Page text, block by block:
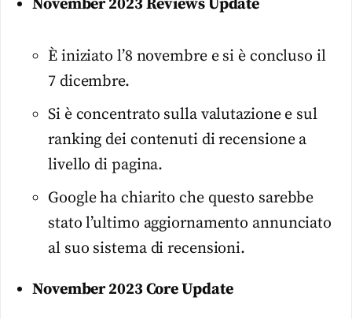
November 2023 Reviews Update
È iniziato l’8 novembre e si è concluso il
7 dicembre.
Si è concentrato sulla valutazione e sul
ranking dei contenuti di recensione a
livello di pagina.
Google ha chiarito che questo sarebbe
stato l’ultimo aggiornamento annunciato
al suo sistema di recensioni.
November 2023 Core Update